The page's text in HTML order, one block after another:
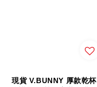
現貨 V.BUNNY 厚款乾杯